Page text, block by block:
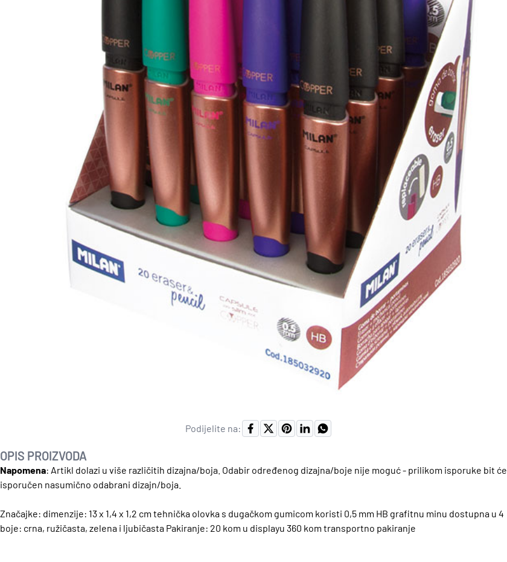
Podijelite na:
OPIS PROIZVODA
Napomena: Artikl dolazi u više različitih dizajna/boja. Odabir određenog dizajna/boje nije moguć - prilikom isporuke bit će
isporučen nasumično odabrani dizajn/boja.
Značajke: dimenzije: 13 x 1,4 x 1,2 cm tehnička olovka s dugačkom gumicom koristi 0,5 mm HB grafitnu minu dostupna u 4
boje: crna, ružičasta, zelena i ljubičasta Pakiranje: 20 kom u displayu 360 kom transportno pakiranje